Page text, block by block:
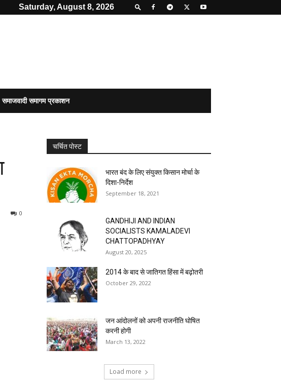
Saturday, August 8, 2026
समाजवादी समागम प्रकाशन
0
चर्चित पोस्ट
भारत बंद के लिए संयुक्त किसान मोर्चा के
दिशा-निर्देश
September 18, 2021
GANDHIJI AND INDIAN
SOCIALISTS KAMALADEVI
CHATTOPADHYAY
August 20, 2025
2014 के बाद से जातिगत हिंसा में बढ़ोतरी
October 29, 2022
जन आंदोलनों को अपनी राजनीति घोषित
करनी होगी
March 13, 2022
Load more